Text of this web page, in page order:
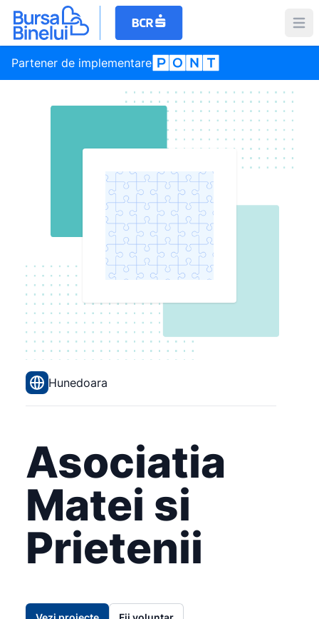
Partener de implementare
Hunedoara
Asociatia
Matei si
Prietenii